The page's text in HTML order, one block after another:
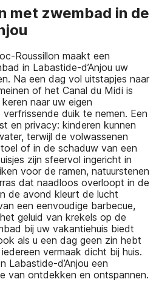
met zwembad in de
Roussillon maakt een
in Labastide-d’Anjou uw
Na een dag vol uitstapjes naar
of het Canal du Midi is
naar uw eigen
duik te nemen. Een
en privacy: kinderen kunnen
terwijl de volwassenen
of in de schaduw van een
zijn sfeervol ingericht in
voor de ramen, natuurstenen
dat naadloos overloopt in de
de avond kleurt de lucht
een eenvoudige barbecue,
geluid van krekels op de
bij uw vakantiehuis biedt
als u een dag geen zin hebt
vermaak dicht bij huis.
Labastide-d’Anjou een
van ontdekken en ontspannen.